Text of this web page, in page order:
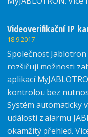
Videoverifikační IP
18.9.2017
Společnost
rozšiřují možnosti
aplikací
kontrolou bez
Systém automaticky
události z alarmu
okamžitý přehled.